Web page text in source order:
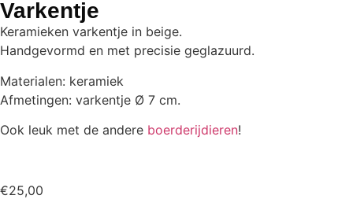
Varkentje
Keramieken varkentje in beige.
Handgevormd en met precisie geglazuurd.
Materialen: keramiek
Afmetingen: varkentje Ø 7 cm.
Ook leuk met de andere boerderijdieren!
€25,00